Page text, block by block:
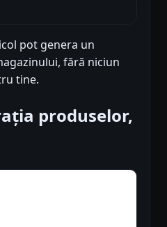
pot genera un
fără niciun
tine.
produselor,